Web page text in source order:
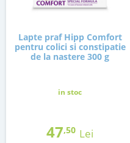
Lapte praf Hipp Comfort
pentru colici si constipatie
de la nastere 300 g
in stoc
47,50 Lei